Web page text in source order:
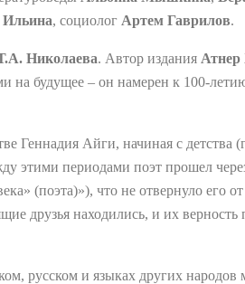
Ильина, социолог Артем Гаврилов.
Николаева. Автор издания Атнер
на будущее – он намерен к 100-
Айги, начиная с детства
периодами поэт прошел
(поэта)»), что не отвернуло его
друзья находились, и их верность
русском и языках других народов